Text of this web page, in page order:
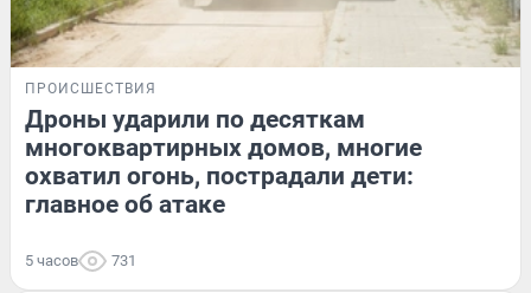
ПРОИСШЕСТВИЯ
Дроны ударили по десяткам
многоквартирных домов, многие
охватил огонь, пострадали дети:
главное об атаке
5 часов 731